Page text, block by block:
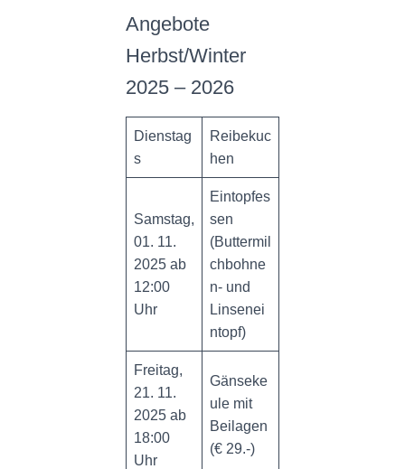
Angebote
Herbst/Winter
2025 – 2026
Dienstag
s
Reibekuc
hen
Samstag,
01. 11.
2025 ab
12:00
Uhr
Eintopfes
sen
(Buttermil
chbohne
n- und
Linsenei
ntopf)
Freitag,
21. 11.
2025 ab
18:00
Uhr
Gänseke
ule mit
Beilagen
(€ 29.-)